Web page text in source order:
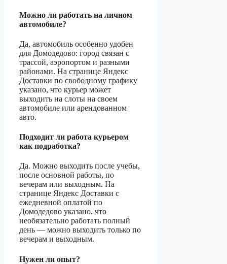
Можно ли работать на личном
автомобиле?
Да, автомобиль особенно удобен
для Домодедово: город связан с
трассой, аэропортом и разными
районами. На странице Яндекс
Доставки по свободному графику
указано, что курьер может
выходить на слоты на своем
автомобиле или арендованном
авто.
Подходит ли работа курьером
как подработка?
Да. Можно выходить после учебы,
после основной работы, по
вечерам или выходным. На
странице Яндекс Доставки с
ежедневной оплатой по
Домодедово указано, что
необязательно работать полный
день — можно выходить только по
вечерам и выходным.
Нужен ли опыт?